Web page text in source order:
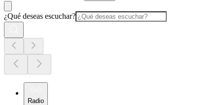
¿Qué deseas escuchar?
Radio